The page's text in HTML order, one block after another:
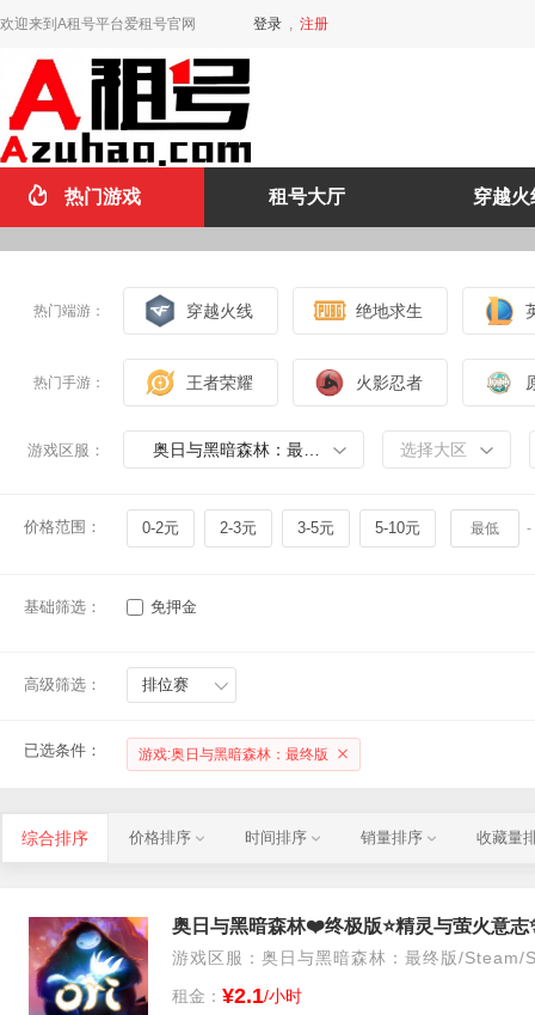
欢迎来到A租号平台爱租号官网 登录 , 注册
热门游戏 租号大厅 穿越火
热门端游： 穿越火线 绝地求生
热门手游： 王者荣耀 火影忍者
游戏区服： 奥日与黑暗森林：最终版 选择大区
价格范围： 0-2元 2-3元 3-5元 5-10元 -
基础筛选： 免押金
高级筛选： 排位赛
已选条件： 游戏:奥日与黑暗森林：最终版
综合排序 价格排序 时间排序 销量排序 收藏量
奥日与黑暗森林❤️终极版⭐精灵与萤火意
游戏区服：奥日与黑暗森林：最终版/Steam/
租金： ¥2.1/小时